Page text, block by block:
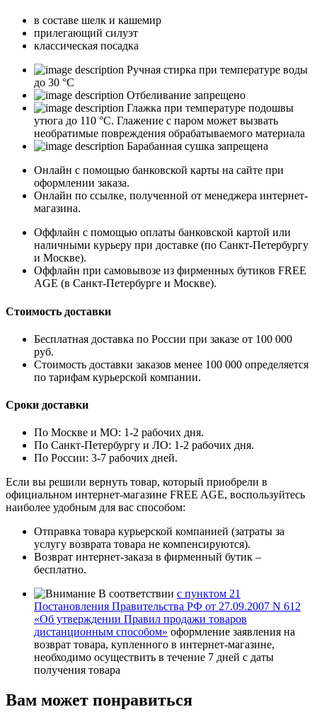
в составе шелк и кашемир
прилегающий силуэт
классическая посадка
Ручная стирка при температуре воды
до 30 °C
Отбеливание запрещено
Глажка при температуре подошвы
утюга до 110 °C. Глажение с паром может вызвать
необратимые повреждения обрабатываемого материала
Барабанная сушка запрещена
Онлайн с помощью банковской карты на сайте при
оформлении заказа.
Онлайн по ссылке, полученной от менеджера интернет-
магазина.
Оффлайн с помощью оплаты банковской картой или
наличными курьеру при доставке (по Санкт-Петербургу
и Москве).
Оффлайн при самовывозе из фирменных бутиков FREE
AGE (в Санкт-Петербурге и Москве).
Стоимость доставки
Бесплатная доставка по России при заказе от 100 000
руб.
Стоимость доставки заказов менее 100 000 определяется
по тарифам курьерской компании.
Сроки доставки
По Москве и МО: 1-2 рабочих дня.
По Санкт-Петербургу и ЛО: 1-2 рабочих дня.
По России: 3-7 рабочих дней.
Если вы решили вернуть товар, который приобрели в
официальном интернет-магазине FREE AGE, воспользуйтесь
наиболее удобным для вас способом:
Отправка товара курьерской компанией (затраты за
услугу возврата товара не компенсируются).
Возврат интернет-заказа в фирменный бутик –
бесплатно.
В соответствии с пунктом 21
Постановления Правительства РФ от 27.09.2007 N 612
«Об утверждении Правил продажи товаров
дистанционным способом» оформление заявления на
возврат товара, купленного в интернет-магазине,
необходимо осуществить в течение 7 дней с даты
получения товара
Вам может понравиться